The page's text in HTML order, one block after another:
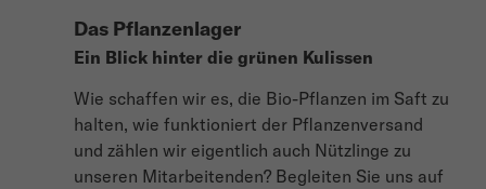
Das Pflanzenlager
Ein Blick hinter die grünen Kulissen
Wie schaffen wir es, die Bio-Pflanzen im Saft zu
halten, wie funktioniert der Pflanzenversand
und zählen wir eigentlich auch Nützlinge zu
unseren Mitarbeitenden? Begleiten Sie uns auf